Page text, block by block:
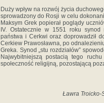
Duży wpływ na rozwój życia
sprowadzony do Rosji w celu
Maksym Grek popierał poglądy
IV. Ostatecznie w 1551 roku synod
państwa i Cerkwi oraz doprowadził
Cerkiew Prawosławna, po
Greka. Synod „stu rozdziałów”
Najwybitniejszą postacią tego
społeczność religijną, pozostającą
Ławra